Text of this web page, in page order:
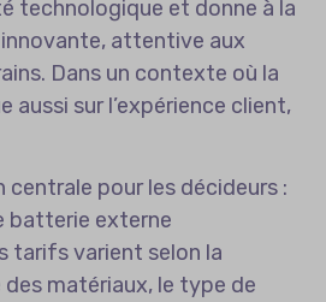
technologique et donne à la
attentive aux
Dans un contexte où la
aussi sur l’expérience client,
centrale pour les décideurs :
batterie externe
tarifs varient selon la
matériaux, le type de